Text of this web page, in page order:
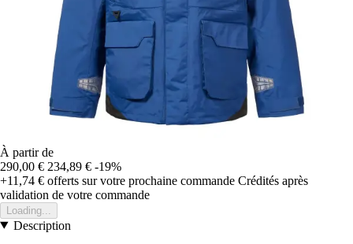
À partir de
290,00 € 234,89 € -19%
+11,74 € offerts sur votre prochaine commande Crédités après
validation de votre commande
Loading...
Description